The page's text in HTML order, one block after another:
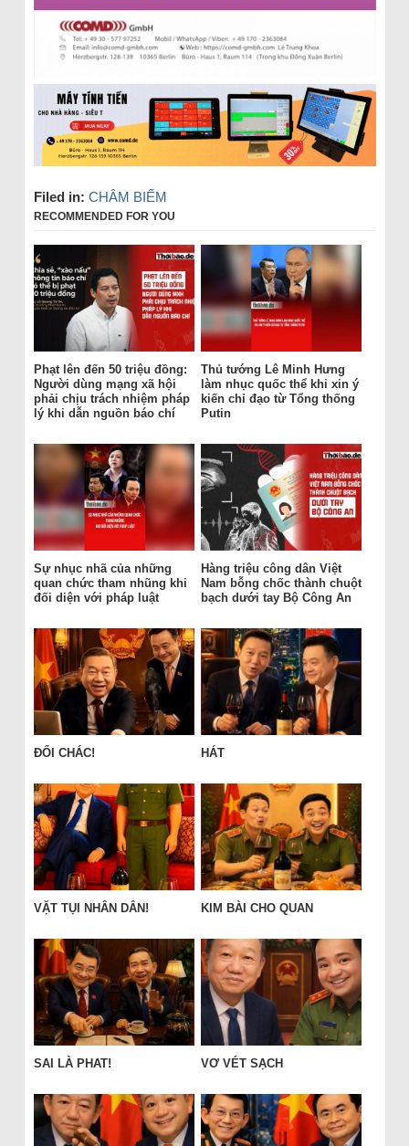
Filed in: CHÂM BIẾM
RECOMMENDED FOR YOU
Phạt lên đến 50 triệu đồng:
Người dùng mạng xã hội
phải chịu trách nhiệm pháp
lý khi dẫn nguồn báo chí
Thủ tướng Lê Minh Hưng
làm nhục quốc thể khi xin ý
kiến chỉ đạo từ Tổng thống
Putin
Sự nhục nhã của những
quan chức tham nhũng khi
đối diện với pháp luật
Hàng triệu công dân Việt
Nam bỗng chốc thành chuột
bạch dưới tay Bộ Công An
ĐỔI CHÁC! HÁT
VẶT TỤI NHÂN DÂN! KIM BÀI CHO QUAN
SAI LÀ PHAT! VƠ VÉT SẠCH